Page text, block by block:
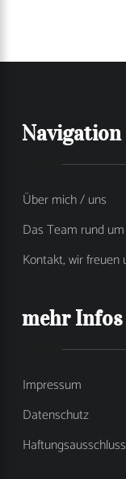
Navigation
Über mich / uns
Das Team rund
Kontakt, wir freuen
mehr Infos
Impressum
Datenschutz
Haftungsausschluss